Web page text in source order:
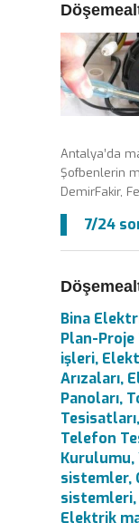
Antalya’da
Şofbenlerin
DemirFakir,
7/24
Bina
Plan-
işleri,
Arızaları,
Panoları,
Telefon
Kurulumu,
sistemler,
Elektrik